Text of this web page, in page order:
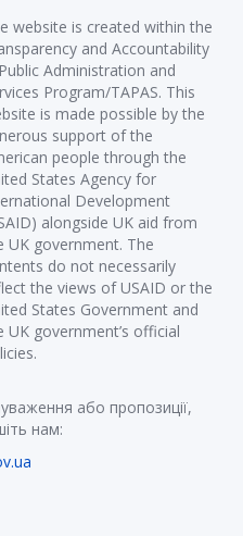
website is created within the
and Accountability
Administration and
Program/TAPAS. This
is made possible by the
support of the
people through the
States Agency for
Development
alongside UK aid from
UK government. The
do not necessarily
the views of USAID or the
States Government and
UK government’s official
або пропозиції,
нам: